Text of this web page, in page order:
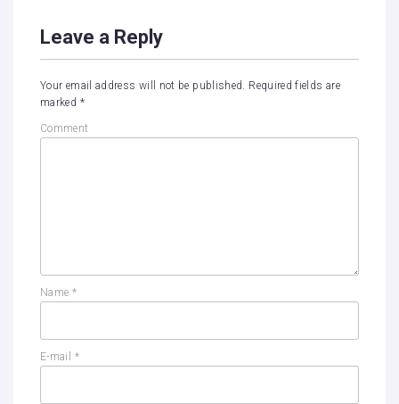
Leave a Reply
Your email address will not be published. Required fields are
marked *
Comment
Name *
E-mail *